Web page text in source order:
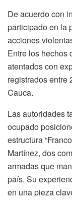
De acuerdo con
participado en la
acciones
Entre los hechos
atentados con
registrados entre
Cauca.
Las autoridades
ocupado
estructura
Martínez, dos
armadas que
país. Su
en una pieza